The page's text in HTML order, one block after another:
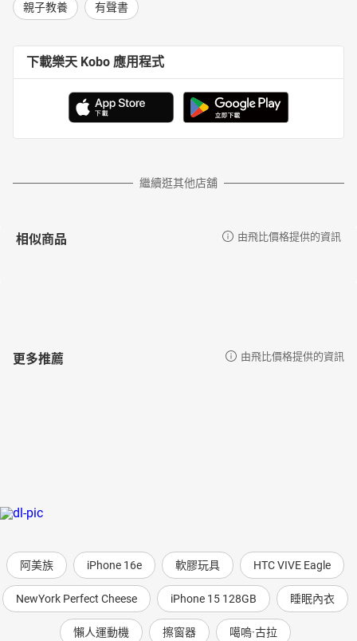
親子教養 有聲書
下載樂天 Kobo 應用程式
繼續逛其他店舖
相似商品 由飛比價格提供的資訊
更多推薦 由飛比價格提供的資訊
阿美族 iPhone 16e 軟膠玩具 HTC VIVE Eagle
NewYork Perfect Cheese iPhone 15 128GB 睡眠內衣
懶人運動機 擦窗器 噶嗚·古拉